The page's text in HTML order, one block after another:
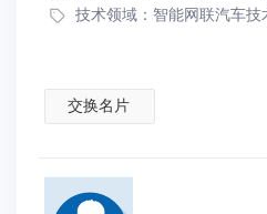
技术领域： 智能网联汽车
交换名片